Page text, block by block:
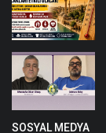
SOSYAL MEDYA